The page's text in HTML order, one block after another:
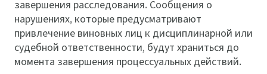
завершения расследования. Сообщения о
нарушениях, которые предусматривают
привлечение виновных лиц к дисциплинарной или
судебной ответственности, будут храниться до
момента завершения процессуальных действий.